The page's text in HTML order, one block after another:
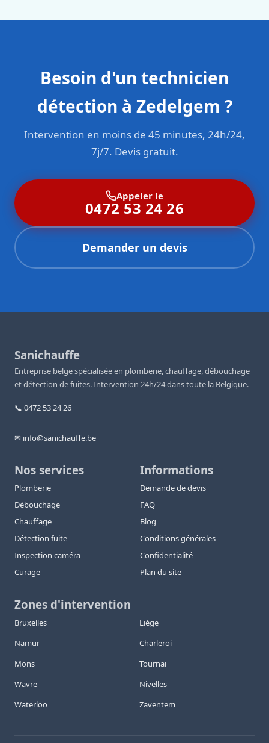
Besoin d'un technicien
détection à Zedelgem ?
Intervention en moins de 45 minutes, 24h/24,
7j/7. Devis gratuit.
Appeler le
0472 53 24 26
Demander un devis
Sanichauffe
Entreprise belge spécialisée en plomberie, chauffage, débouchage
et détection de fuites. Intervention 24h/24 dans toute la Belgique.
📞 0472 53 24 26
✉ info@sanichauffe.be
Nos services
Plomberie
Débouchage
Chauffage
Détection fuite
Inspection caméra
Curage
Informations
Demande de devis
FAQ
Blog
Conditions générales
Confidentialité
Plan du site
Zones d'intervention
Bruxelles
Liège
Namur
Charleroi
Mons
Tournai
Wavre
Nivelles
Waterloo
Zaventem